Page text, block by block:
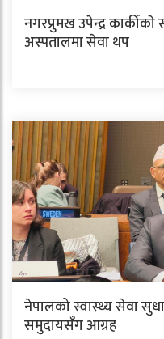
नगरप्रुमख उपेन्द्र कार्कीकाे
अस्पतालमा सेवा थप
नेपालको स्वास्थ्य सेवा
समुदायसँग आग्रह